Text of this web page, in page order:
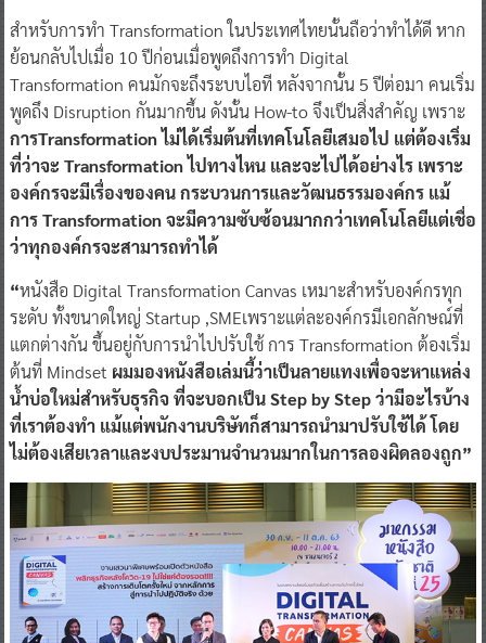
​สำหรับการทำ Transformation ในประเทศไทยนั้นถือว่าทำได้ดี หาก
ย้อนกลับไปเมื่อ 10 ปีก่อนเมื่อพูดถึงการทำ Digital
Transformation คนมักจะถึงระบบไอที หลังจากนั้น 5 ปีต่อมา คนเริ่ม
พูดถึง Disruption กันมากขึ้น ดังนั้น How-to จึงเป็นสิ่งสำคัญ เพราะ
การTransformationไม่ได้เริ่มต้นที่เทคโนโลยีเสมอไป แต่ต้องเริ่ม
ที่ว่าจะ Transformationไปทางไหน และจะไปได้อย่างไร เพราะ
องค์กรจะมีเรื่องของคน กระบวนการและวัฒนธรรมองค์กร แม้
การTransformationจะมีความซับซ้อนมากกว่าเทคโนโลยีแต่เชื่อ
ว่าทุกองค์กรจะสามารถทำได้
“หนังสือ Digital Transformation Canvas เหมาะสำหรับองค์กรทุก
ระดับ ทั้งขนาดใหญ่ Startup ,SMEเพราะแต่ละองค์กรมีเอกลักษณ์ที่
แตกต่างกัน ขึ้นอยู่กับการนำไปปรับใช้ การ Transformation ต้องเริ่ม
ต้นที่ Mindset ผมมองหนังสือเล่มนี้ว่าเป็นลายแทงเพื่อจะหาแหล่ง
น้ำบ่อใหม่สำหรับธุรกิจ ที่จะบอกเป็น Step by Step ว่ามีอะไรบ้าง
ที่เราต้องทำ แม้แต่พนักงานบริษัทก็สามารถนำมาปรับใช้ได้ โดย
ไม่ต้องเสียเวลาและงบประมานจำนวนมากในการลองผิดลองถูก”